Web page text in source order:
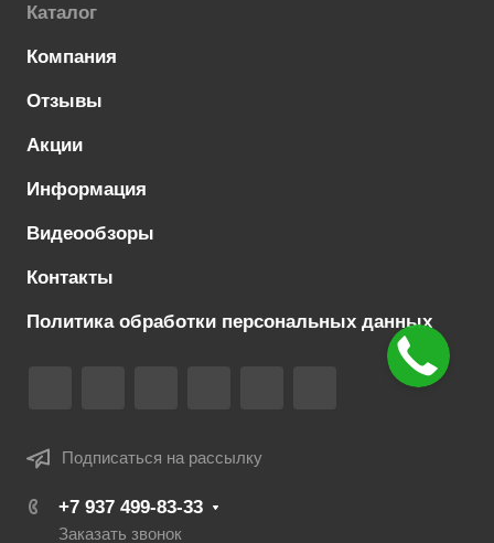
Каталог
Компания
Отзывы
Акции
Информация
Видеообзоры
Контакты
Политика обработки персональных данных
Подписаться на рассылку
+7 937 499-83-33
Заказать звонок